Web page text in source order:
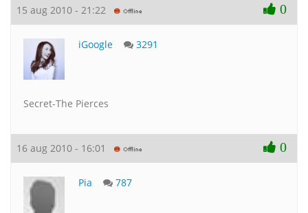
15 aug 2010 - 21:22 0
iGoogle 3291
Secret-The Pierces
16 aug 2010 - 16:01 0
Pia 787